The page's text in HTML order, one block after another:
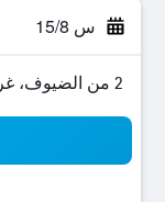
س 15/8
2 من الضيوف، غرفة واحدة